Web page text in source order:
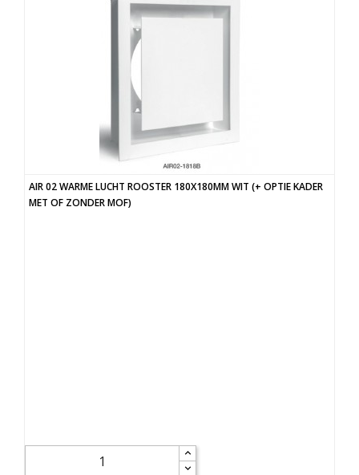
AIR 02 WARME LUCHT ROOSTER 180X180MM WIT (+ OPTIE KADER
MET OF ZONDER MOF)